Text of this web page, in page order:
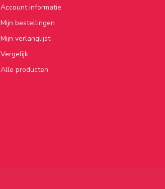
Account informatie
Mijn bestellingen
Mijn verlanglijst
Vergelijk
Alle producten